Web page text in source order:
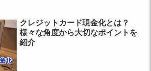
クレジットカード現金化とは？
様々な角度から大切なポイントを
紹介